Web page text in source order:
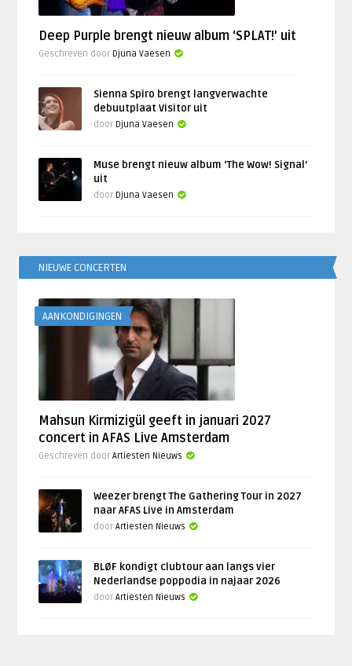
Deep Purple brengt nieuw album ‘SPLAT!’ uit
Geschreven door Djuna Vaesen
Sienna Spiro brengt langverwachte
debuutplaat Visitor uit
door Djuna Vaesen
Muse brengt nieuw album ‘The Wow! Signal’
uit
door Djuna Vaesen
NIEUWE CONCERTEN
AANKONDIGINGEN
Mahsun Kirmizigül geeft in januari 2027
concert in AFAS Live Amsterdam
Geschreven doorArtiesten Nieuws
Weezer brengt The Gathering Tour in 2027
naar AFAS Live in Amsterdam
doorArtiesten Nieuws
BLØF kondigt clubtour aan langs vier
Nederlandse poppodia in najaar 2026
doorArtiesten Nieuws